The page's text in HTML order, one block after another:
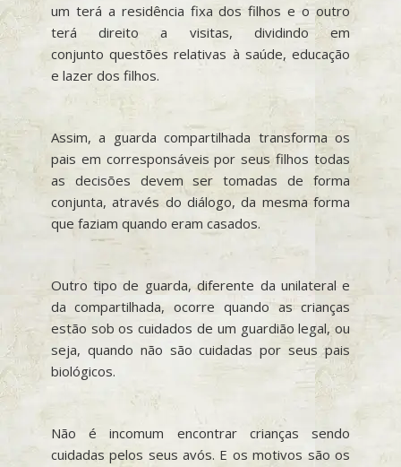
um terá a residência fixa dos filhos e o outro
terá direito a visitas, dividindo em
conjunto questões relativas à saúde, educação
e lazer dos filhos.
Assim, a guarda compartilhada transforma os
pais em corresponsáveis por seus filhos todas
as decisões devem ser tomadas de forma
conjunta, através do diálogo, da mesma forma
que faziam quando eram casados.
Outro tipo de guarda, diferente da unilateral e
da compartilhada, ocorre quando as crianças
estão sob os cuidados de um guardião legal, ou
seja, quando não são cuidadas por seus pais
biológicos.
Não é incomum encontrar crianças sendo
cuidadas pelos seus avós. E os motivos são os